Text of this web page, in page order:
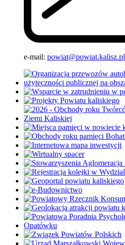
e-mail: powiat@powiat.kalisz.pl